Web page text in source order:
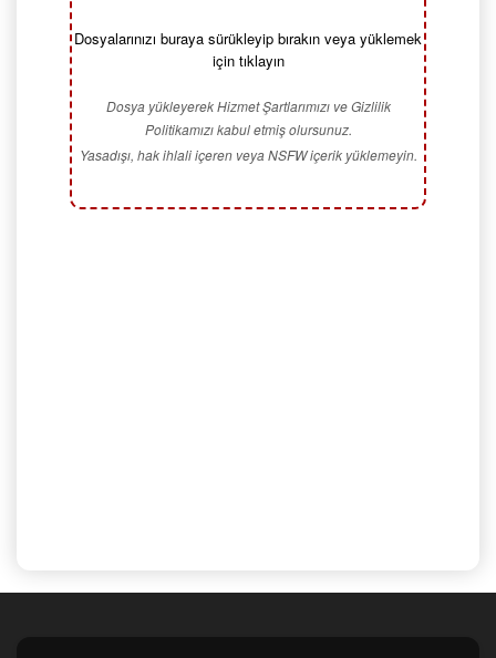
Dosyalarınızı buraya sürükleyip bırakın veya yüklemek
için tıklayın
Dosya yükleyerek Hizmet Şartlarımızı ve Gizlilik
Politikamızı kabul etmiş olursunuz.
Yasadışı, hak ihlali içeren veya NSFW içerik yüklemeyin.